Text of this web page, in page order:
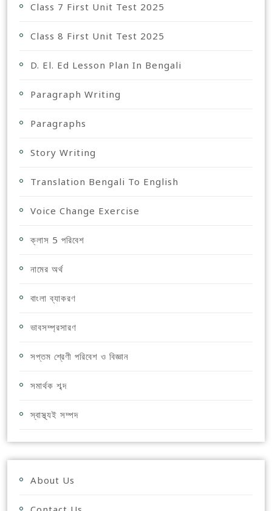
Class 7 First Unit Test 2025
Class 8 First Unit Test 2025
D. El. Ed Lesson Plan In Bengali
Paragraph Writing
Paragraphs
Story Writing
Translation Bengali To English
Voice Change Exercise
ক্লাস 5 পরিবেশ
নামের অর্থ
বাংলা ব্যাকরণ
ভাবসম্প্রসারণ
সপ্তম শ্রেণী পরিবেশ ও বিজ্ঞান
সমার্থক শব্দ
স্বাস্থ্যই সম্পদ
About Us